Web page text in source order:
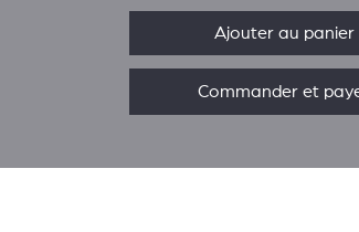
Ajouter au panier
Commander et